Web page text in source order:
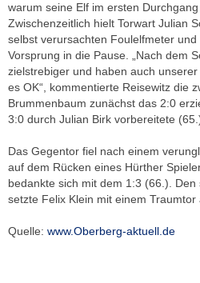
warum seine Elf im ersten
Zwischenzeitlich hielt Torwart Julian
selbst verursachten Foulelfmeter
Vorsprung in die Pause. „Nach dem
zielstrebiger und haben auch
es OK“, kommentierte Reisewitz die
Brummenbaum zunächst das 2:0
3:0 durch Julian Birk vorbereitete
Das Gegentor fiel nach einem
auf dem Rücken eines Hürther
bedankte sich mit dem 1:3 (66.).
setzte Felix Klein mit einem
Quelle: www.Oberberg-aktuell.de